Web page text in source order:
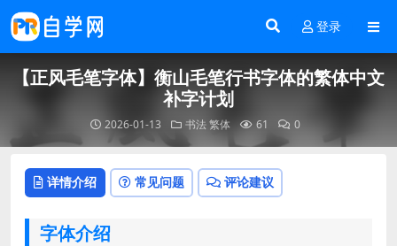
登录
【正风毛笔字体】衡山毛笔行书字体的繁体中文
补字计划
2026-01-13 书法 繁体 61 0
详情介绍 常见问题 评论建议
字体介绍